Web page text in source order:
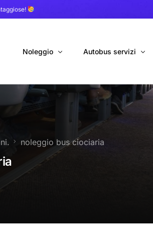
Noleggio
Autobus con conducente
Noleggio autobus Tour organizzati
Noleggio 9 Posti Online
Autobus servizi
Navetta Autobus da
Navetta Autobus da
noleggio bus ciociaria